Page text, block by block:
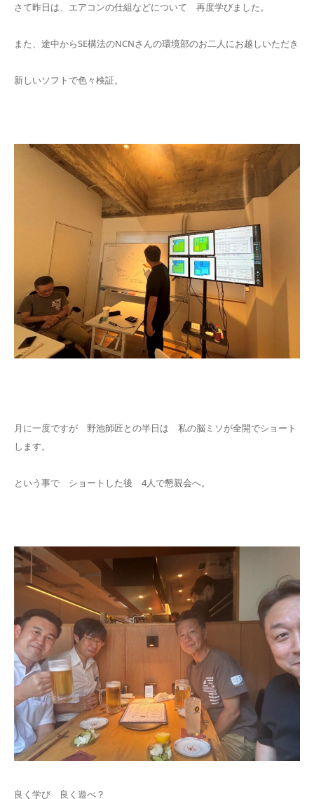
さて昨日は、エアコンの仕組などについて 再度学びました。
また、途中からSE構法のNCNさんの環境部のお二人にお越しいただき
新しいソフトで色々検証。
月に一度ですが 野池師匠との半日は 私の脳ミソが全開でショート
します。
という事で ショートした後 4人で懇親会へ。
良く学び 良く遊べ？